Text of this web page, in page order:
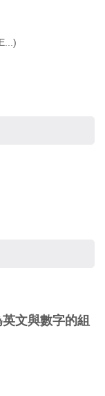
文與數字的組